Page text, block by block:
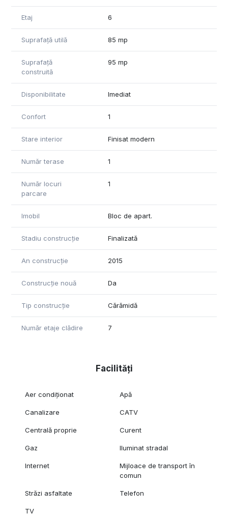
Etaj 6
Suprafață utilă 85 mp
Suprafață
construită
95 mp
Disponibilitate Imediat
Confort 1
Stare interior Finisat modern
Număr terase 1
Număr locuri
parcare
1
Imobil Bloc de apart.
Stadiu construcție Finalizată
An construcție 2015
Construcție nouă Da
Tip construcție Cărămidă
Număr etaje clădire 7
Facilități
Aer condiționat Apă
Canalizare CATV
Centrală proprie Curent
Gaz Iluminat stradal
Internet
Mijloace de transport în
comun
Străzi asfaltate Telefon
TV